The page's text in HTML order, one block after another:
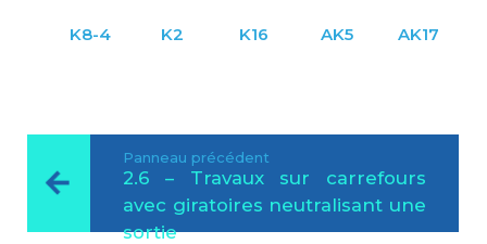
K8-4 K2 K16 AK5 AK17
Panneau précédent
2.6 – Travaux sur carrefours
avec giratoires neutralisant une
sortie